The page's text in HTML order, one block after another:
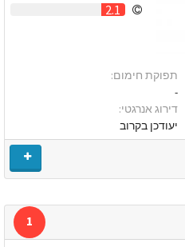
2.1
תפוקת חימום:
-
דירוג אנרגטי:
יעודכן בקרוב
1